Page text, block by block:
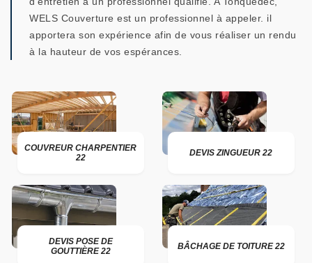
WELS Couverture est un professionnel à appeler. il
apportera son expérience afin de vous réaliser un rendu
à la hauteur de vos espérances.
COUVREUR CHARPENTIER
22
DEVIS ZINGUEUR 22
DEVIS POSE DE
GOUTTIÈRE 22
BÂCHAGE DE TOITURE 22